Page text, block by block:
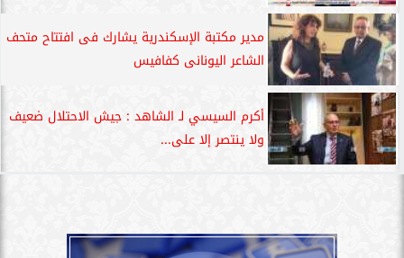
مدير مكتبة الإسكندرية يشارك فى افتتاح متحف
الشاعر اليونانى كفافيس
أكرم السيسي لـ الشاهد : جيش الاحتلال ضعيف
ولا ينتصر إلا على...